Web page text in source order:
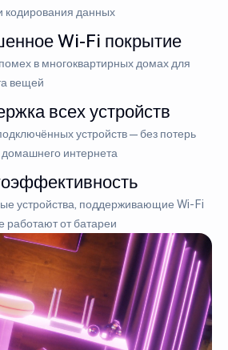
кодирования данных
Wi-Fi покрытие
в многоквартирных домах для
вещей
всех устройств
устройств — без потерь
домашнего интернета
устройства, поддерживающие Wi-Fi
работают от батареи